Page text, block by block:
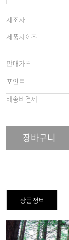
제조사
제품사이즈
판매가격
포인트
배송비결제
장바구니
상품정보